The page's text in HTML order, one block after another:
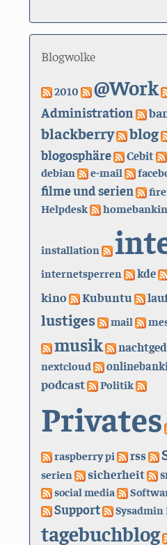
Blogwolke
2010 @Work
Administration
blackberry blog
blogosphäre Cebit
debian e-mail
filme und serien
Helpdesk
installation
internetsperren kde
kino Kubuntu
lustiges mail
musik
nextcloud
podcast Politik
Privates
raspberry pi rss
serien sicherheit
social media
Support Sysadmin
tagebuchblog